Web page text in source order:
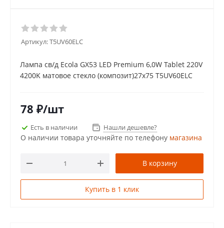
Артикул:T5UV60ELC
Лампа св/д Ecola GX53 LED Premium 6,0W Tablet 220V
4200K матовое стекло (композит)27х75 T5UV60ELC
78 ₽/шт
Есть в наличии Нашли дешевле?
О наличии товара уточняйте по телефону магазина
В корзину
Купить в 1 клик